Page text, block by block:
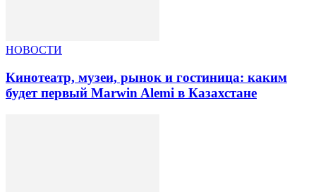
НОВОСТИ
Кинотеатр, музеи, рынок и гостиница: каким
будет первый Marwin Alemi в Казахстане